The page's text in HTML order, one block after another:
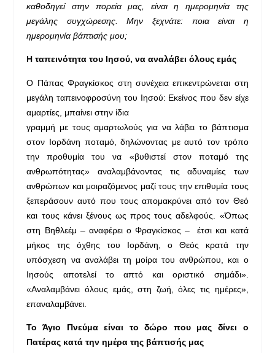
καθοδηγεί στην πορεία μας, είναι η ημερομηνία της
μεγάλης συγχώρεσης. Μην ξεχνάτε: ποια είναι η
ημερομηνία βάπτισής μου;
Η ταπεινότητα του Ιησού, να αναλάβει όλους εμάς
Ο Πάπας Φραγκίσκος στη συνέχεια επικεντρώνεται στη
μεγάλη ταπεινοφροσύνη του Ιησού: Εκείνος που δεν είχε
αμαρτίες, μπαίνει στην ίδια
γραμμή με τους αμαρτωλούς για να λάβει το βάπτισμα
στον Ιορδάνη ποταμό, δηλώνοντας με αυτό τον τρόπο
την προθυμία του να «βυθιστεί στον ποταμό της
ανθρωπότητας» αναλαμβάνοντας τις αδυναμίες των
ανθρώπων και μοιραζόμενος μαζί τους την επιθυμία τους
ξεπεράσουν αυτό που τους απομακρύνει από τον Θεό
και τους κάνει ξένους ως προς τους αδελφούς. «Όπως
στη Βηθλεέμ – αναφέρει ο Φραγκίσκος – έτσι και κατά
μήκος της όχθης του Ιορδάνη, ο Θεός κρατά την
υπόσχεση να αναλάβει τη μοίρα του ανθρώπου, και ο
Ιησούς αποτελεί το απτό και οριστικό σημάδι».
«Αναλαμβάνει όλους εμάς, στη ζωή, όλες τις ημέρες»,
επαναλαμβάνει.
Το Άγιο Πνεύμα είναι το δώρο που μας δίνει ο
Πατέρας κατά την ημέρα της βάπτισής μας